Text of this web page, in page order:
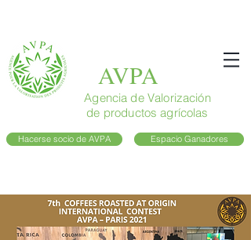
AVPA
Agencia de Valorización
de productos agrícolas
Hacerse socio de AVPA Espacio Ganadores